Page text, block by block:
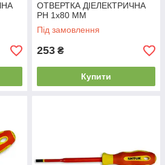
ОТВЕРТКА ДІЕЛЕКТРИЧНА
PH 1x80 ММ
Під замовлення
253 ₴
Купити